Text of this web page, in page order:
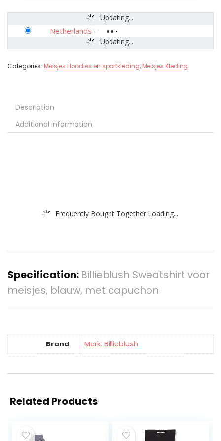
Updating...
Updating...
Netherlands -
Categories: Meisjes Hoodies en sportkleding, Meisjes Kleding
Description
Additional information
Frequently Bought Together Loading...
Specification: Billieblush Sweatshirt voor
meisjes, blauw, met capuchon
Brand Merk: Billieblush
Related Products